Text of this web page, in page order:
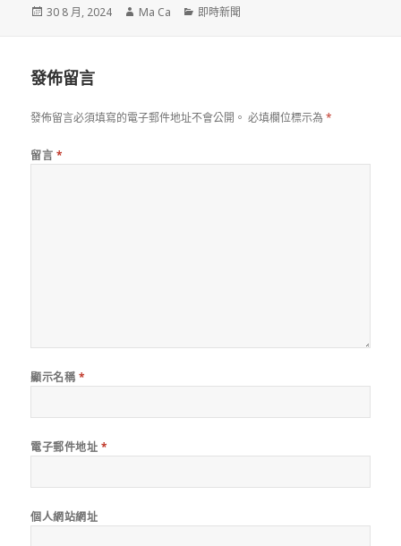
發
30 8 月, 2024
作
Ma Ca
分
即時新聞
發佈留言
發佈留言必須填寫的電子郵件地址不會公開。 必填欄位標示為*
留言 *
顯示名稱 *
電子郵件地址 *
個人網站網址